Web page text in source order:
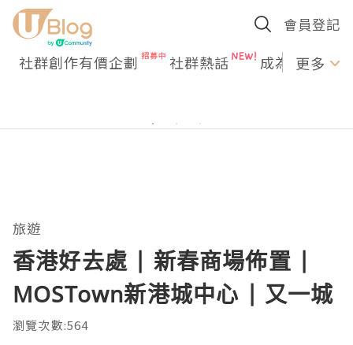
會員登記
社群創作有價企劃 社群熱話 成為U更多
旅遊
香港好去處 | 新春商場佈置 |
MOSTown新港城中心 | 又一城
瀏覽次數:564